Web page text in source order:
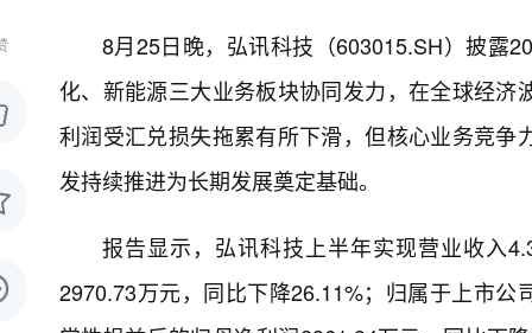
8月25日晚，弘讯科技（603015.SH）披露
化、新能源三大业务板块协同发力，在全球经
利润受汇兑损失拖累有所下滑，但核心业务竞
发持续推进为长期发展奠定基础。
报告显示，弘讯科技上半年实现营业收入
2970.73万元，同比下降26.11%；归属于上市